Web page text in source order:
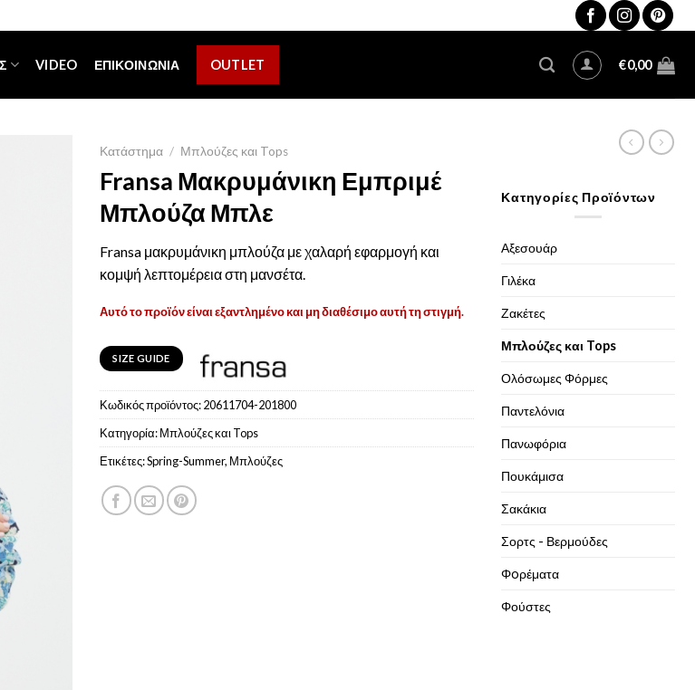
VIDEO ΕΠΙΚΟΙΝΩΝΊΑ OUTLET €0,00
Κατάστημα / Μπλούζες και Tops
Fransa Μακρυμάνικη Εμπριμέ
Μπλούζα Μπλε
Fransa μακρυμάνικη μπλούζα με χαλαρή εφαρμογή και
κομψή λεπτομέρεια στη μανσέτα.
Αυτό το προϊόν είναι εξαντλημένο και μη διαθέσιμο αυτή τη στιγμή.
SIZE GUIDE
Κωδικός προϊόντος:20611704-201800
Κατηγορία:Μπλούζες και Tops
Ετικέτες:Spring-Summer, Μπλούζες
Κατηγορίες Προϊόντων
Αξεσουάρ
Γιλέκα
Ζακέτες
Μπλούζες και Tops
Ολόσωμες Φόρμες
Παντελόνια
Πανωφόρια
Πουκάμισα
Σακάκια
Σορτς - Βερμούδες
Φoρέματα
Φούστες